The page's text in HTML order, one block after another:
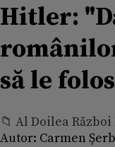
Hitler:
să le
📁 Al Doilea
Autor: Carmen